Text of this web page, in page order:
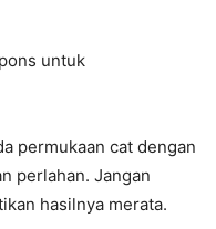
untuk
permukaan cat dengan
perlahan. Jangan
hasilnya merata.